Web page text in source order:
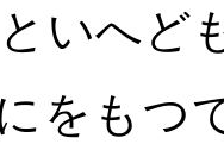
いへど
をもつ